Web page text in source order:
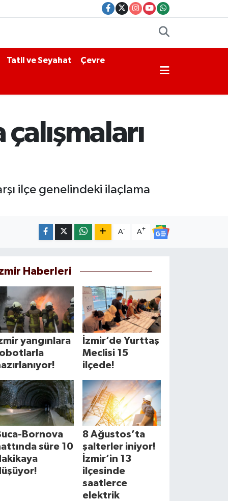
Tatil ve Seyahat Çevre
ilçe genelindeki ilaçlama
A- A+
Haberleri
yangınlara
İzmir’de Yurttaş
Meclisi 15
ilçede!
Bornova
süre 10
8 Ağustos’ta
şalterler iniyor!
İzmir’in 13
ilçesinde
saatlerce
elektrik